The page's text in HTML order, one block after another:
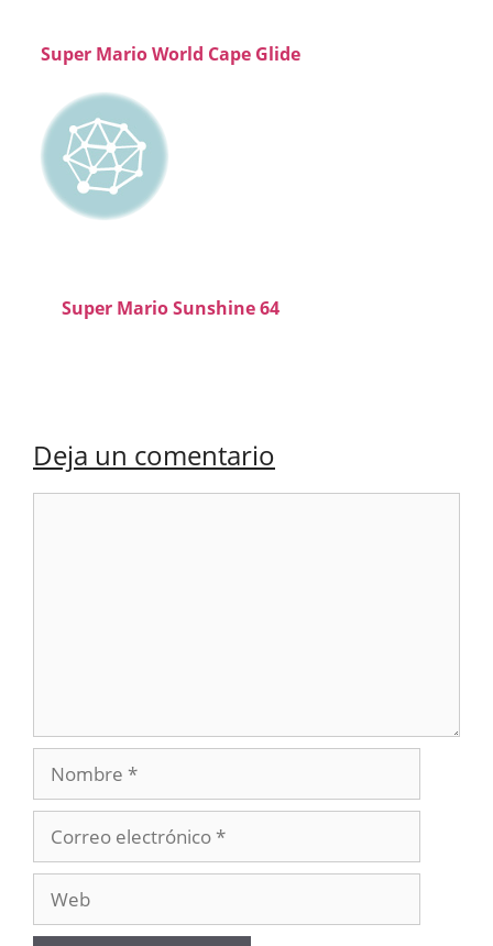
Super Mario World Cape Glide
Super Mario Sunshine 64
Deja un comentario
electrónico